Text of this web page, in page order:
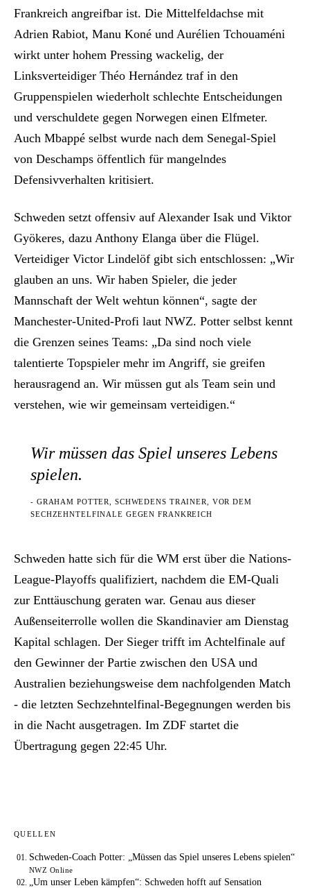
Frankreich angreifbar ist. Die Mittelfeldachse mit
Adrien Rabiot, Manu Koné und Aurélien Tchouaméni
wirkt unter hohem Pressing wackelig, der
Linksverteidiger Théo Hernández traf in den
Gruppenspielen wiederholt schlechte Entscheidungen
und verschuldete gegen Norwegen einen Elfmeter.
Auch Mbappé selbst wurde nach dem Senegal-Spiel
von Deschamps öffentlich für mangelndes
Defensivverhalten kritisiert.
Schweden setzt offensiv auf Alexander Isak und Viktor
Gyökeres, dazu Anthony Elanga über die Flügel.
Verteidiger Victor Lindelöf gibt sich entschlossen: „Wir
glauben an uns. Wir haben Spieler, die jeder
Mannschaft der Welt wehtun können“, sagte der
Manchester-United-Profi laut NWZ. Potter selbst kennt
die Grenzen seines Teams: „Da sind noch viele
talentierte Topspieler mehr im Angriff, sie greifen
herausragend an. Wir müssen gut als Team sein und
verstehen, wie wir gemeinsam verteidigen.“
Wir müssen das Spiel unseres Lebens
spielen.
- GRAHAM POTTER, SCHWEDENS TRAINER, VOR DEM
SECHZEHNTELFINALE GEGEN FRANKREICH
Schweden hatte sich für die WM erst über die Nations-
League-Playoffs qualifiziert, nachdem die EM-Quali
zur Enttäuschung geraten war. Genau aus dieser
Außenseiterrolle wollen die Skandinavier am Dienstag
Kapital schlagen. Der Sieger trifft im Achtelfinale auf
den Gewinner der Partie zwischen den USA und
Australien beziehungsweise dem nachfolgenden Match
- die letzten Sechzehntelfinal-Begegnungen werden bis
in die Nacht ausgetragen. Im ZDF startet die
Übertragung gegen 22:45 Uhr.
QUELLEN
Schweden-Coach Potter: „Müssen das Spiel unseres Lebens spielen“
NWZ Online
„Um unser Leben kämpfen“: Schweden hofft auf Sensation